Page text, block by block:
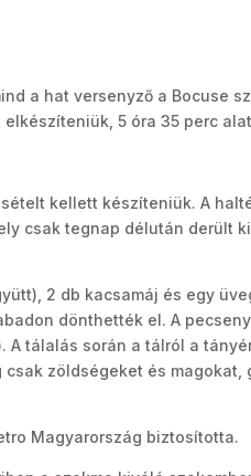
a hat versenyző a Bocuse
5 óra 35 perc
kellett készíteniük. A
csak tegnap délután derült
2 db kacsamáj és egy
dönthették el. A
tálalás során a tálról a
zöldségeket és magokat,
Magyarország biztosította.